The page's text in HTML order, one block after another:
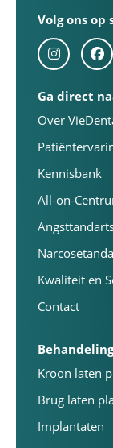
Volg ons op
Ga direct
Over
Kennisbank
All-on-
Kwaliteit en
Contact
Kroon laten
Brug laten
Implantaten